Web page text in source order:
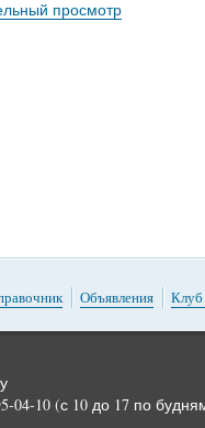
просмотр
Объявления Клуб
04-10 (с 10 до 17 по